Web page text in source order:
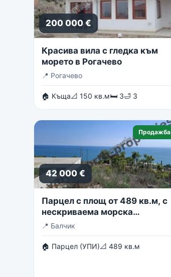
200 000 €
Красива вила с гледка към
морето в Рогачево
📍 Рогачево
🏠 Къща📐 150 кв.м🛏 3🛁 3
Продажба
42 000 €
Парцел с площ от 489 кв.м, с
нескриваема морска
панорама
📍 Балчик
🏠 Парцел (УПИ)📐 489 кв.м